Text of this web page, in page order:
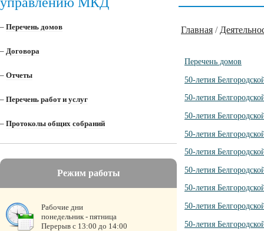
– Перечень домов
– Договора
– Отчеты
– Перечень работ и услуг
– Протоколы общих собраний
Режим работы
Рабочие дни
понедельник - пятница
Перерыв с 13:00 до 14:00
Главная /
Перечень домов
50-летия
50-летия
50-летия
50-летия
50-летия
50-летия
50-летия
50-летия
50-летия